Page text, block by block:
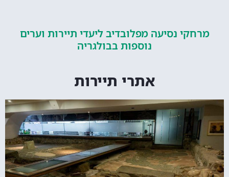
נסיעה מפלובדיב ליעדי תיירות וערים
נוספות בבולגריה
אתרי תיירות